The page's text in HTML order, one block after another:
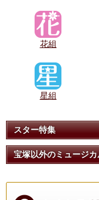
花組
星組
スター特集
宝塚以外のミュージカ